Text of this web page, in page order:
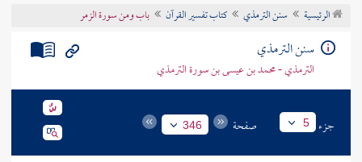
تراجم الأعلام
الرئيسية سنن الترمذي كتاب تفسير القرآن باب ومن سورة الزمر
سنن الترمذي
الترمذي - محمد بن عيسى بن سورة الترمذي
جزء 5 صفحة 346